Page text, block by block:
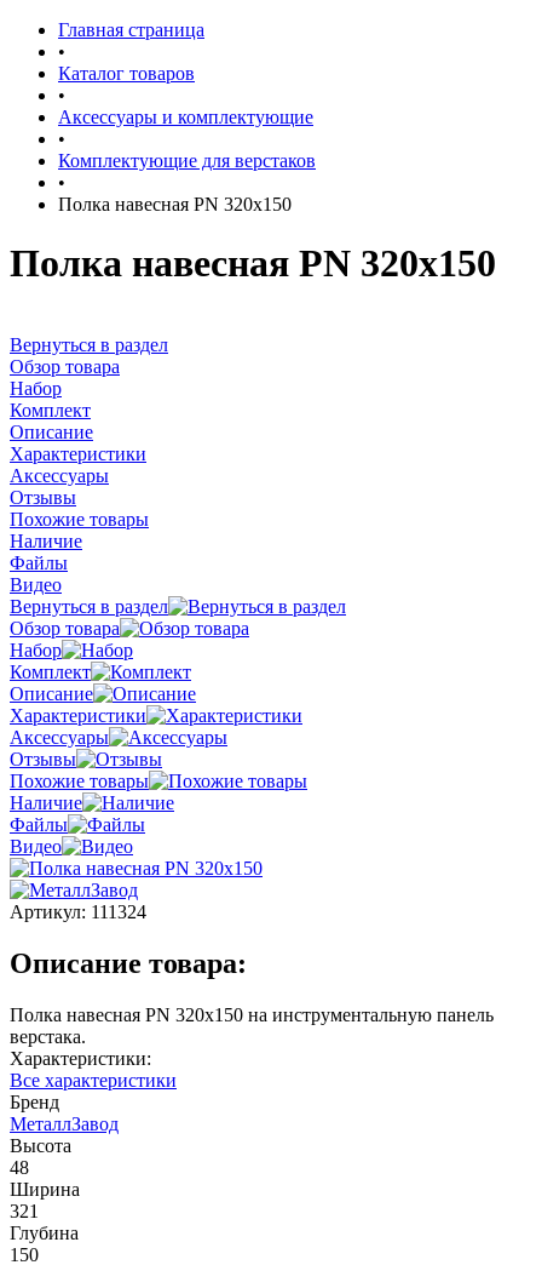
Главная страница
•
Каталог товаров
•
Аксессуары и комплектующие
•
Комплектующие для верстаков
•
Полка навесная PN 320x150
Полка навесная PN 320x150
Вернуться в раздел
Обзор товара
Набор
Комплект
Описание
Характеристики
Аксессуары
Отзывы
Похожие товары
Наличие
Файлы
Видео
Вернуться в раздел
Обзор товара
Набор
Комплект
Описание
Характеристики
Аксессуары
Отзывы
Похожие товары
Наличие
Файлы
Видео
Артикул: 111324
Описание товара:
Полка навесная PN 320x150 на инструментальную панель
верстака.
Характеристики:
Все характеристики
Бренд
МеталлЗавод
Высота
48
Ширина
321
Глубина
150